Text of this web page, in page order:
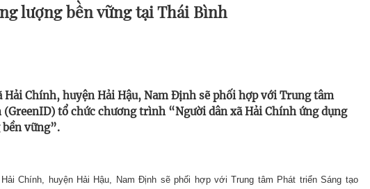
lượng bền vững tại Thái Bình
Hải Chính, huyện Hải Hậu, Nam Định sẽ phối hợp với Trung tâm
(GreenID) tổ chức chương trình “Người dân xã Hải Chính ứng dụng
bền vững”.
Chính, huyện Hải Hậu, Nam Định sẽphối hợp với Trung tâm Phát triển Sáng tạo